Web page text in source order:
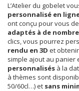
L’Atelier du gobelet
personnalisé en
ont conçu pour vous
adaptés à de
clics, vous pourrez
rendu en 3D et
simple ajout au panier
personnalisés à la
à thèmes sont
50/60cl…) et sans